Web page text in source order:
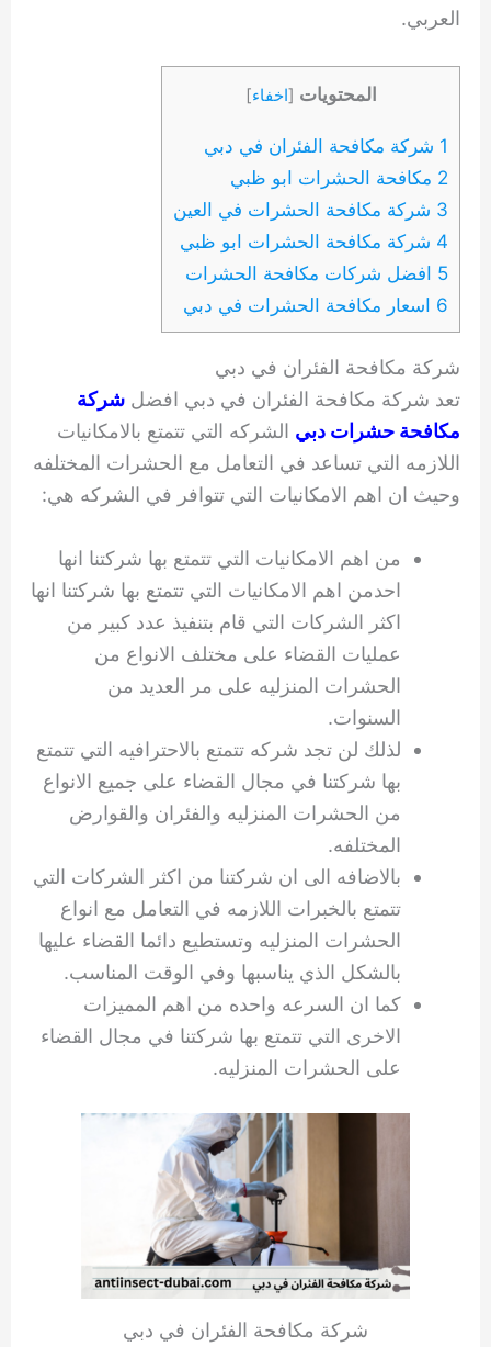
العربي.
المحتويات [اخفاء]
1 شركة مكافحة الفئران في دبي
2 مكافحة الحشرات ابو ظبي
3 شركة مكافحة الحشرات في العين
4 شركة مكافحة الحشرات ابو ظبي
5 افضل شركات مكافحة الحشرات
6 اسعار مكافحة الحشرات في دبي
شركة مكافحة الفئران في دبي
تعد شركة مكافحة الفئران في دبي افضل شركة
مكافحة حشرات دبي الشركه التي تتمتع بالامكانيات
اللازمه التي تساعد في التعامل مع الحشرات المختلفه
وحيث ان اهم الامكانيات التي تتوافر في الشركه هي:
من اهم الامكانيات التي تتمتع بها شركتنا انها
احدمن اهم الامكانيات التي تتمتع بها شركتنا انها
اكثر الشركات التي قام بتنفيذ عدد كبير من
عمليات القضاء على مختلف الانواع من
الحشرات المنزليه على مر العديد من
السنوات.
لذلك لن تجد شركه تتمتع بالاحترافيه التي تتمتع
بها شركتنا في مجال القضاء على جميع الانواع
من الحشرات المنزليه والفئران والقوارض
المختلفه.
بالاضافه الى ان شركتنا من اكثر الشركات التي
تتمتع بالخبرات اللازمه في التعامل مع انواع
الحشرات المنزليه وتستطيع دائما القضاء عليها
بالشكل الذي يناسبها وفي الوقت المناسب.
كما ان السرعه واحده من اهم المميزات
الاخرى التي تتمتع بها شركتنا في مجال القضاء
على الحشرات المنزليه.
شركة مكافحة الفئران في دبي